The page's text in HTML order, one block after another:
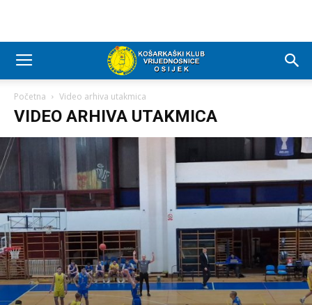
Početna Video arhiva utakmica
VIDEO ARHIVA UTAKMICA